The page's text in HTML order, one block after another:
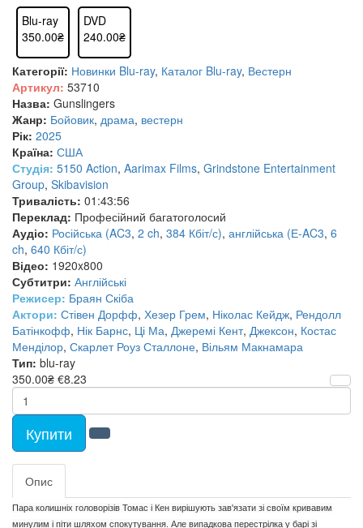
Blu-ray
350.00₴
DVD
240.00₴
Категорії: Новинки Blu-ray, Каталог Blu-ray, Вестерн
Артикул: 53710
Назва: Gunslingers
Жанр: Бойовик, драма, вестерн
Рік: 2025
Країна: США
Студія: 5150 Action, Aarimax Films, Grindstone Entertainment
Group, Skibavision
Тривалість: 01:43:56
Переклад: Професійний багатоголосий
Аудіо: Російська (AC3, 2 ch, 384 Кбіт/с), англійська (Е-AC3, 6
ch, 640 Кбіт/с)
Відео: 1920x800
Субтитри: Англійські
Режисер: Браян Скіба
Актори: Стівен Дорфф, Хезер Грем, Ніколас Кейдж, Рендолл
Батінкофф, Нік Барнс, Ці Ма, Джеремі Кент, Джексон, Костас
Менділор, Скарлет Роуз Сталлоне, Вільям Макнамара
Тип: blu-ray
350.00₴ €8.23
Купити
Опис
Пара колишніх головорізів Томас і Кен вирішують зав'язати зі своїм кривавим
минулим і піти шляхом спокутування. Але випадкова перестрілка у барі зі